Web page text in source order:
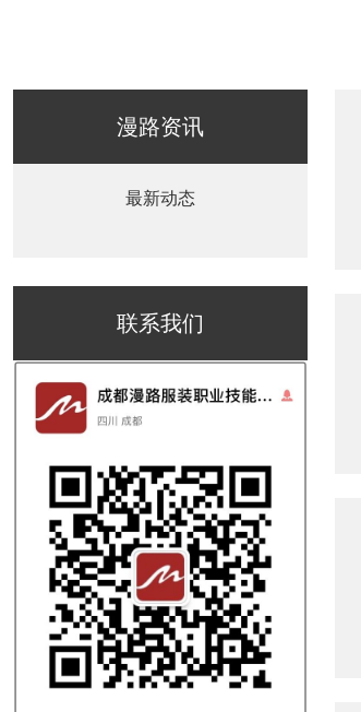
漫路资讯
最新动态
联系我们